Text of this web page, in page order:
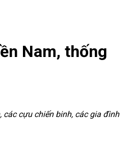
Nam, thống
các cựu chiến binh, các gia đình